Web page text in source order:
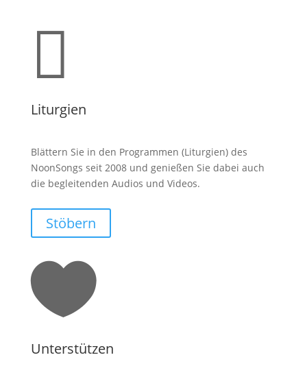

Liturgien
Blättern Sie in den Programmen (Liturgien) des
NoonSongs seit 2008 und genießen Sie dabei auch
die begleitenden Audios und Videos.
Stöbern

Unterstützen